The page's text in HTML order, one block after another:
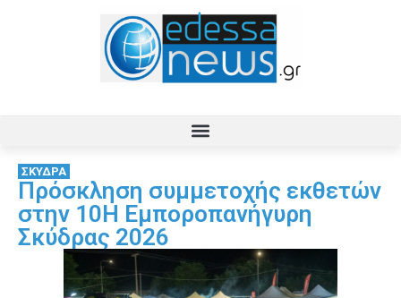
ΣΚΥΔΡΑ
Πρόσκληση συμμετοχής εκθετών
στην 10Η Εμποροπανήγυρη
Σκύδρας 2026